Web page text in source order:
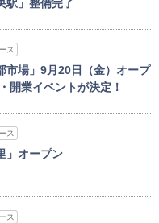
駅」整備完了
ス
市場」9月20日（金）オープ
開業イベントが決定！
ス
」オープン
ス